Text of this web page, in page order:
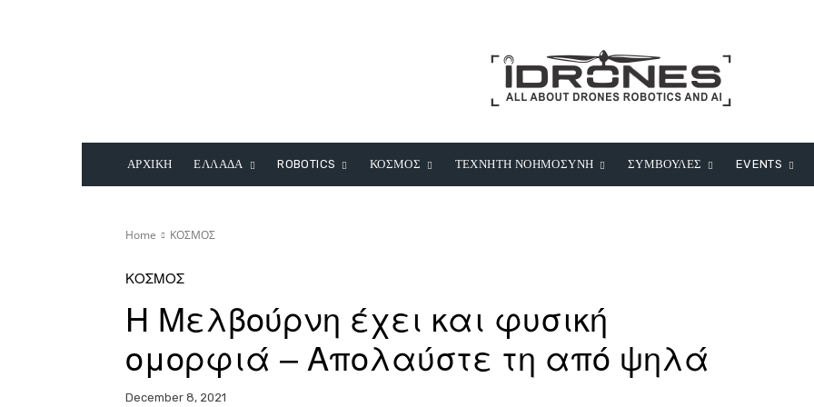
ΑΡΧΙΚΗ ΕΛΛΑΔΑ ROBOTICS ΚΟΣΜΟΣ ΤΕΧΝΗΤΗ ΝΟΗΜΟΣΥΝΗ ΣΥΜΒΟΥΛΕΣ EVENTS
Home ΚΟΣΜΟΣ
ΚΟΣΜΟΣ
Η Μελβούρνη έχει και φυσική
ομορφιά – Απολαύστε τη από ψηλά
December 8, 2021